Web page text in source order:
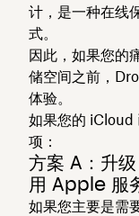
计，是一种在线
式。
因此，如果您的
储空间之前，
体验。
如果您的 iCloud
项：
方案 A：升
用 Apple 服
如果您主要是需